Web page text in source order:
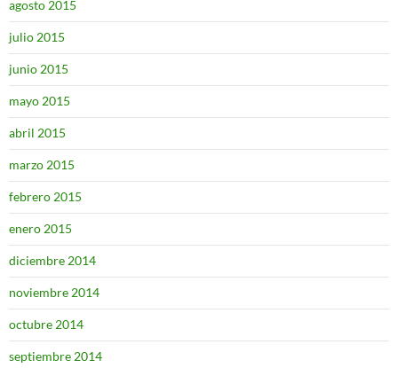
agosto 2015
julio 2015
junio 2015
mayo 2015
abril 2015
marzo 2015
febrero 2015
enero 2015
diciembre 2014
noviembre 2014
octubre 2014
septiembre 2014